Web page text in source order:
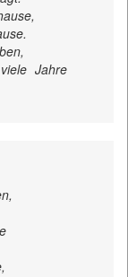
Jahre